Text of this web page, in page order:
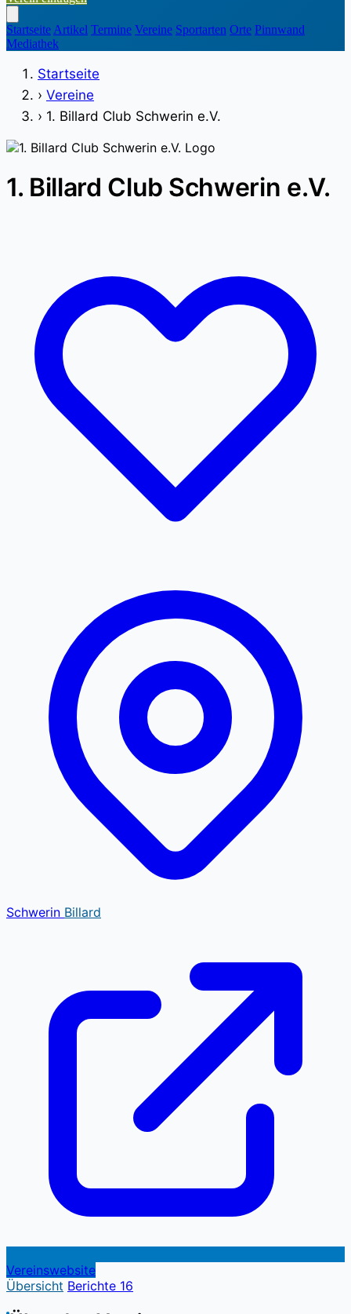
Startseite Artikel Termine Vereine Sportarten Orte Pinnwand
Mediathek
Startseite
› Vereine
› 1. Billard Club Schwerin e.V.
1. Billard Club Schwerin e.V.
Schwerin Billard
Vereinswebsite
Übersicht Berichte 16